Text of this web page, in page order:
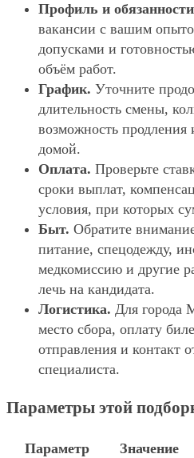
Профиль и
вакансии с вашим
допусками и
объём работ.
График. Уточните
длительность смены,
возможность
домой.
Оплата. Проверьте
сроки выплат,
условия, при которых
Быт. Обратите
питание, спецодежду,
медкомиссию и другие
лечь на кандидата.
Логистика. Для города
место сбора, оплату
отправления и контакт
специалиста.
Параметры этой
Параметр Значение